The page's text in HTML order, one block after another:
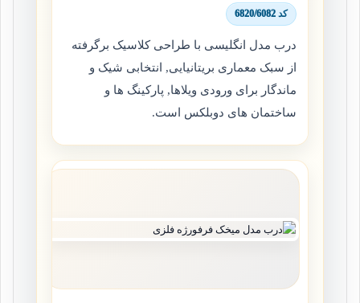
کد 6820/6082
درب مدل انگلیسی با طراحی کلاسیک برگرفته
از سبک معماری بریتانیایی, انتخابی شیک و
ماندگار برای ورودی ویلاها, پارکینگ ها و
ساختمان های دوبلکس است.